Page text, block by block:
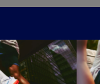
服務條款 隱私政策